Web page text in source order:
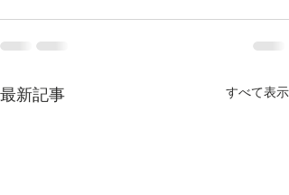
最新記事 すべて表示